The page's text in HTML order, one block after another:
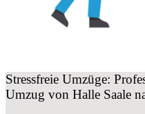
Stressfreie Umzüge:
Umzug von Halle Saale